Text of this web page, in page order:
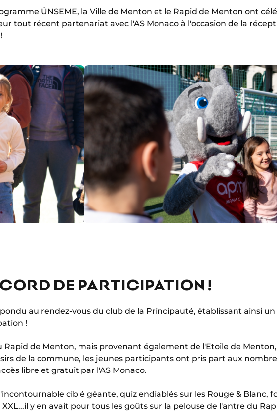
ÜNSEME, la Ville de Menton et le Rapid de Menton ont
tout récent partenariat avec l'AS Monaco à l'occasion de la
DE PARTICIPATION !
au rendez-vous du club de la Principauté, établissant ainsi un
!
Rapid de Menton, mais provenant également de l'Etoile de Menton
de la commune, les jeunes participants ont pris part aux
libre et gratuit par l'AS Monaco.
ciblé géante, quiz endiablés sur les Rouge & Blanc,
y en avait pour tous les goûts sur la pelouse de l'antre du